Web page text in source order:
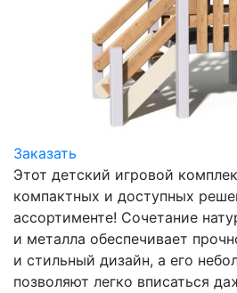
Заказать
Этот детский игровой
компактных и доступных
ассортименте! Сочетание
и металла обеспечивает
и стильный дизайн, а его
позволяют легко вписаться